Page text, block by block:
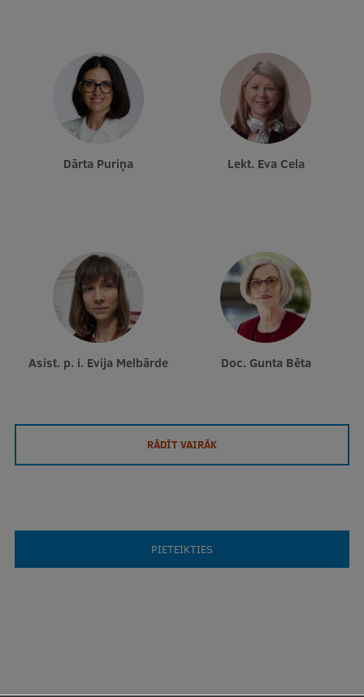
Dārta Puriņa Lekt. Eva Cela
Asist. p. i. Evija Melbārde Doc. Gunta Bēta
RĀDĪT VAIRĀK
PIETEIKTIES